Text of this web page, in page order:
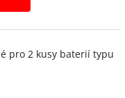
pro 2 kusy baterií typu